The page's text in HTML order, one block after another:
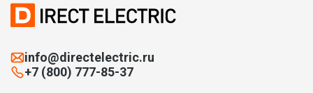
info@directelectric.ru
+7 (800) 777-85-37